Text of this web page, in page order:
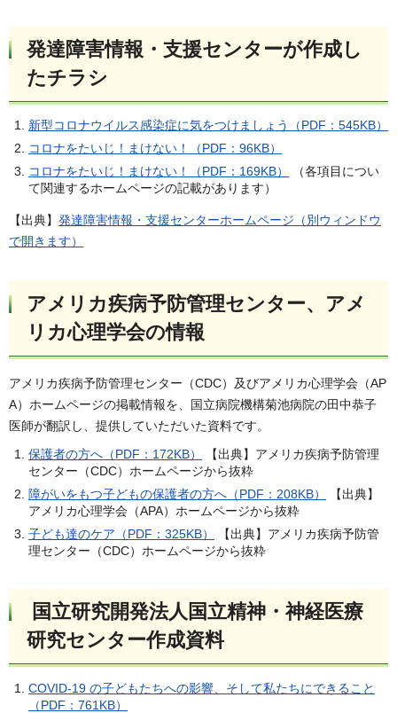
発達障害情報・支援センターが作成し
たチラシ
新型コロナウイルス感染症に気をつけましょう（PDF：545KB）
コロナをたいじ！まけない！（PDF：96KB）
コロナをたいじ！まけない！（PDF：169KB）
（各項目につい
て関連するホームページの記載があります）
【出典】 発達障害情報・支援センターホームページ（別ウィンドウ
で開きます）
アメリカ疾病予防管理センター、アメ
リカ心理学会の情報
アメリカ疾病予防管理センター（CDC）及びアメリカ心理学会（AP
A）ホームページの掲載情報を、国立病院機構菊池病院の田中恭子
医師が翻訳し、提供していただいた資料です。
保護者の方へ（PDF：172KB）
【出典】アメリカ疾病予防管理
センター（CDC）ホームページから抜粋
障がいをもつ子どもの保護者の方へ（PDF：208KB）
【出典】
アメリカ心理学会（APA）ホームページから抜粋
子ども達のケア（PDF：325KB）
【出典】アメリカ疾病予防管
理センター（CDC）ホームページから抜粋
国立研究開発法人国立精神・神経医療
研究センター作成資料
COVID-19 の子どもたちへの影響、そして私たちにできること
（PDF：761KB）